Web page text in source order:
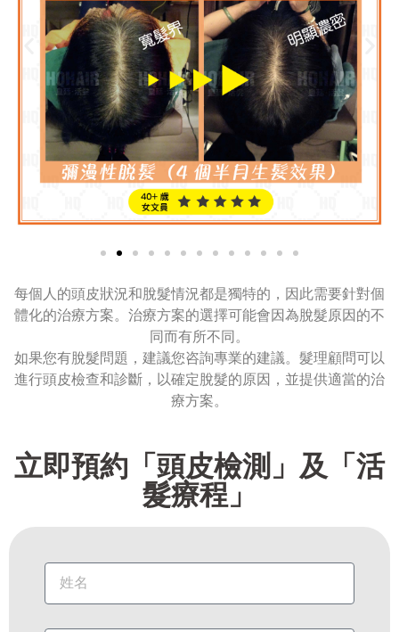
每個人的頭皮狀況和脫髮情況都是獨特的，因此需要針對個
體化的治療方案。治療方案的選擇可能會因為脫髮原因的不
同而有所不同。
如果您有脫髮問題，建議您咨詢專業的建議。髮理顧問可以
進行頭皮檢查和診斷，以確定脫髮的原因，並提供適當的治
療方案。
立即預約「頭皮檢測」及「活
髮療程」